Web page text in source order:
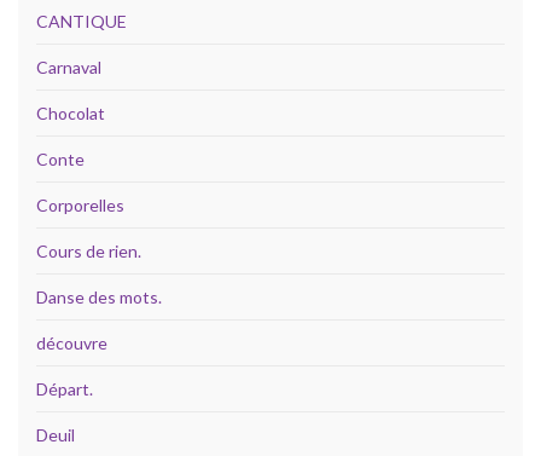
CANTIQUE
Carnaval
Chocolat
Conte
Corporelles
Cours de rien.
Danse des mots.
découvre
Départ.
Deuil